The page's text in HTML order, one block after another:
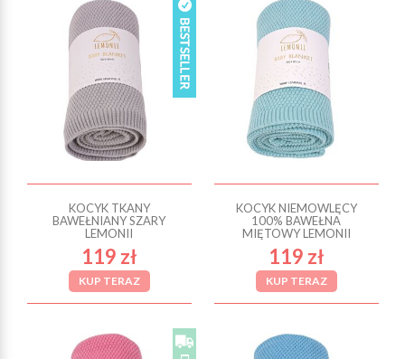
KOCYK TKANY
BAWEŁNIANY SZARY
LEMONII
119 zł
KUP TERAZ
KOCYK NIEMOWLĘCY
100% BAWEŁNA
MIĘTOWY LEMONII
119 zł
KUP TERAZ